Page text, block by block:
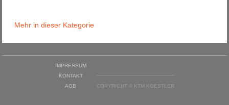
Mehr in dieser Kategorie
IMPRESSUM
KONTAKT
AGB
COPYRIGHT © KTM KOESTLER